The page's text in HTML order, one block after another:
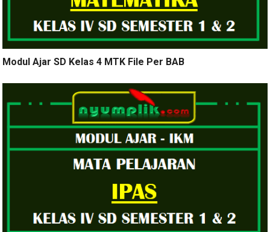
Modul Ajar SD Kelas 4 MTK File Per BAB